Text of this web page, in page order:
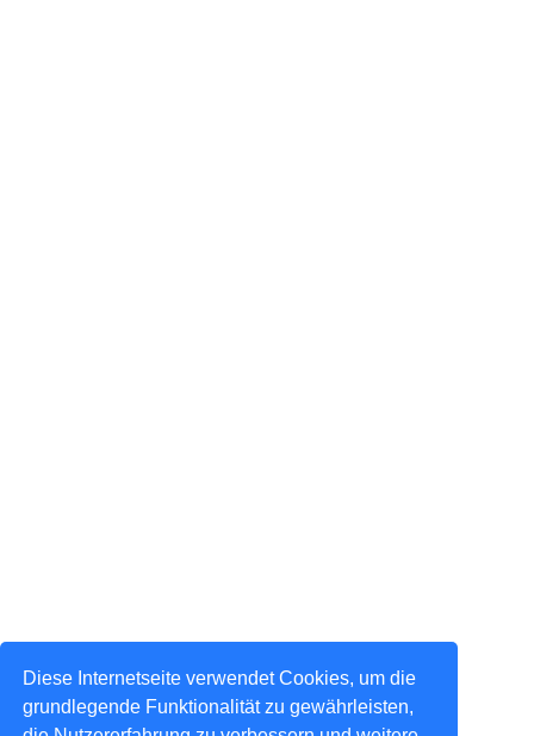
Diese Internetseite verwendet Cookies, um die
grundlegende Funktionalität zu gewährleisten,